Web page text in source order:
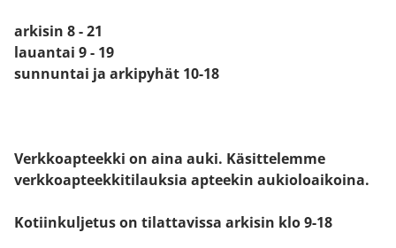
arkisin 8 - 21
lauantai 9 - 19
sunnuntai ja arkipyhät 10-18
Verkkoapteekki on aina auki. Käsittelemme
verkkoapteekkitilauksia apteekin aukioloaikoina.
Kotiinkuljetus on tilattavissa arkisin klo 9-18